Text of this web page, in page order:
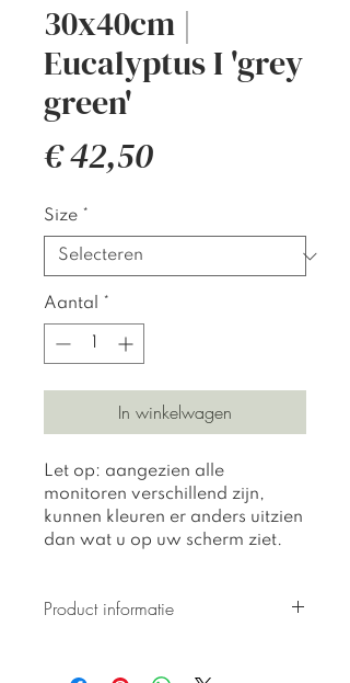
30x40cm |
Eucalyptus I 'grey
green'
€ 42,50Prijs
Size *
Aantal *
In winkelwagen
Let op: aangezien alle
monitoren verschillend zijn,
kunnen kleuren er anders uitzien
dan wat u op uw scherm ziet.
Product informatie